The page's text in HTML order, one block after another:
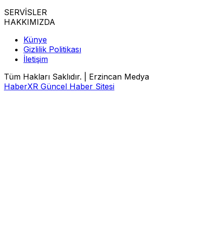
SERVİSLER
HAKKIMIZDA
Künye
Gizlilik Politikası
İletişim
Tüm Hakları Saklıdır. | Erzincan Medya
HaberXR Güncel Haber Sitesi